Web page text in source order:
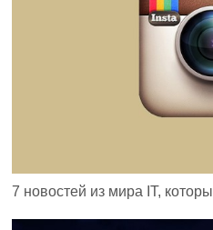
7 новостей из мира IT,